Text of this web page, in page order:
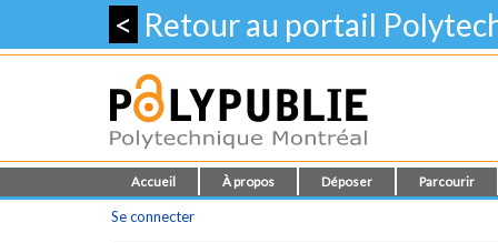
< Retour au portail
Accueil À propos Déposer Parcourir
Se connecter